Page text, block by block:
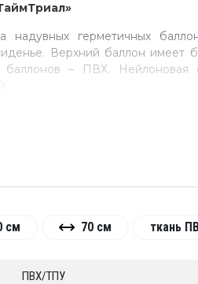
надувных герметичных
Верхний баллон имеет
баллонов – ПВХ.
с различной
же ярким, как в день покупки.
Купить плавающий гамак
количестве – от одной
см 70 см ткань
ПВХ/ТПУ